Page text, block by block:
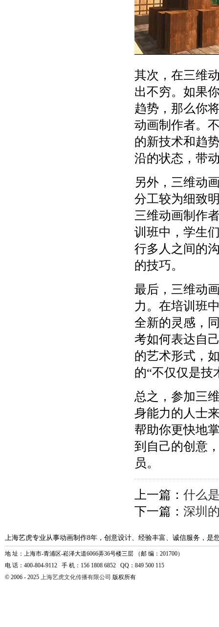
其次，在三维
出不穷。如果
趋势，那么你
动画制作者。
的新技术和趋
沿的状态，带
另外，三维动
分工较为细致
三维动画制作
训班中，学生
行多人之间的
的技巧。
最后，三维动
力。在培训班
全新的灵感，
考如何表达自
的艺术形式，
的“不仅仅是技
总之，参加三
身能力的人士
帮助你更快地
到自己的创意
员。
上一篇： 什么
下一篇： 深圳
上海艺虎专业从事动画制作8年，创意设计、经验丰富、诚信服务，是
地 址：上海市-青浦区-崧泽大道6066弄36号楼三层 （邮 编：201700）
电 话：400-804-9112 手 机：156 1808 6852 QQ：849 500 115
© 2006 - 2025 上海艺虎文化传播有限公司 版权所有